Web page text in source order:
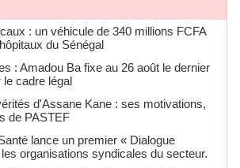
: un véhicule de 340 millions FCFA
du Sénégal
: Amadou Ba fixe au 26 août le dernier
le cadre légal
d'Assane Kane : ses motivations,
de PASTEF
lance un premier « Dialogue
organisations syndicales du secteur.